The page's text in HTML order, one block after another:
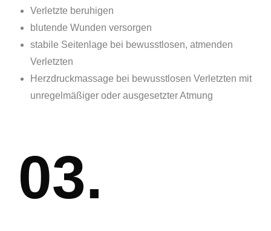
Verletzte beruhigen
blutende Wunden versorgen
stabile Seitenlage bei bewusstlosen, atmenden
Verletzten
Herzdruckmassage bei bewusstlosen Verletzten mit
unregelmäßiger oder ausgesetzter Atmung
03.